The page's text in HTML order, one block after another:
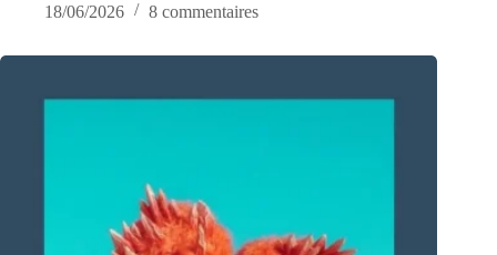
18/06/2026
8 commentaires